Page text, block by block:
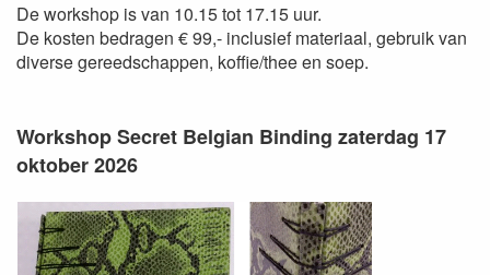
De workshop is van 10.15 tot 17.15 uur.
De kosten bedragen € 99,- inclusief materiaal, gebruik van
diverse gereedschappen, koffie/thee en soep.
Workshop Secret Belgian Binding zaterdag 17
oktober 2026